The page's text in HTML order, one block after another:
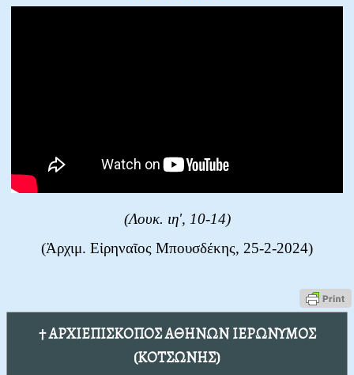
(Λουκ. ιη', 10-14)
(Ἀρχιμ. Εἰρηναῖος Μπουσδέκης, 25-2-2024)
† ΑΡΧΙΕΠΙΣΚΟΠΟΣ ΑΘΗΝΩΝ ΙΕΡΩΝΥΜΟΣ
(ΚΟΤΣΩΝΗΣ)